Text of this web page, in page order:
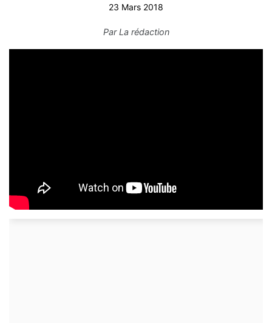
23 Mars 2018
ParLa rédaction